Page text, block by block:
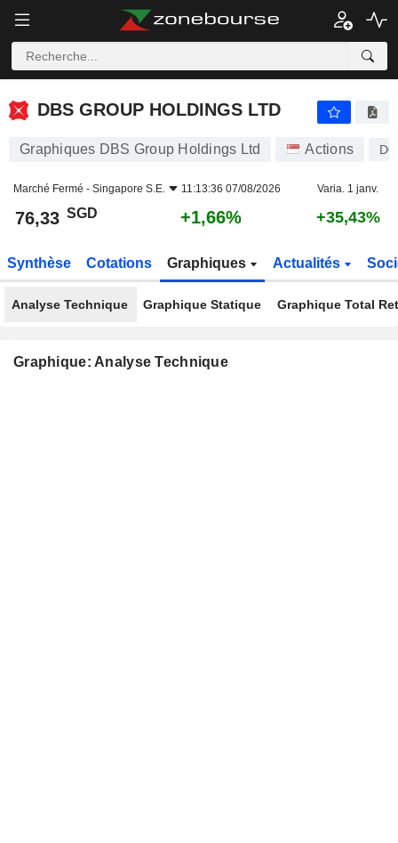
DBS GROUP HOLDINGS LTD
DBS GROUP HOLDINGS LTD
Graphiques DBS Group Holdings Ltd Actions
Marché Fermé - Singapore S.E. 11:13:36 07/08/2026 Varia. 1 janv.
76,33 SGD +1,66% +35,43%
Synthèse Cotations Graphiques Actualités
Analyse Technique Graphique Statique Graphique Total
Graphique: Analyse Technique